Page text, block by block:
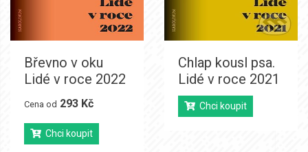
Břevno v oku
Lidé v roce 2022
Cena od 293 Kč
Chci koupit
Chlap kousl psa.
Lidé v roce 2021
Chci koupit